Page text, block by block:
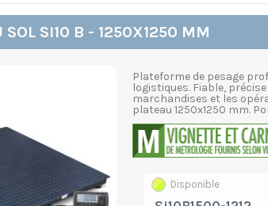
SOL SI10 B - 1250X1250 MM
Plateforme de pesage
logistiques. Fiable,
marchandises et les
plateau 1250x1250 mm.
Disponible